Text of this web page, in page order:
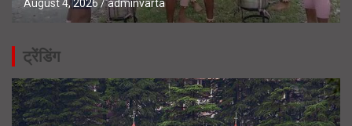
August 4, 2026 adminvarta
ट्रेंडिंग